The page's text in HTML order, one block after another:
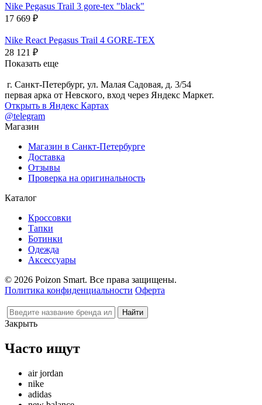
Nike Pegasus Trail 3 gore-tex "black"
17 669 ₽
Nike React Pegasus Trail 4 GORE-TEX
28 121 ₽
Показать еще
г. Санкт-Петербург, ул. Малая Садовая, д. 3/54
первая арка от Невского, вход через Яндекс Маркет.
Открыть в Яндекс Картах
@telegram
Магазин
Магазин в Санкт-Петербурге
Доставка
Отзывы
Проверка на оригинальность
Каталог
Кроссовки
Тапки
Ботинки
Одежда
Аксессуары
© 2026 Poizon Smart. Все права защищены.
Политика конфиденциальности Оферта
Закрыть
Часто ищут
air jordan
nike
adidas